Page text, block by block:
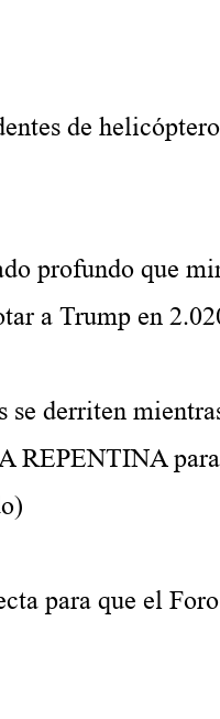
de
profundo que
a Trump en
derriten
REPENTINA
para que el Foro